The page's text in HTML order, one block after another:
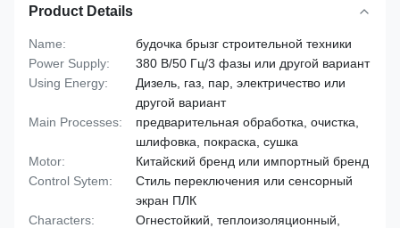
Product Details
Name:
будочка брызг строительной техники
Power Supply:
380 В/50 Гц/3 фазы или другой вариант
Using Energy:
Дизель, газ, пар, электричество или
другой вариант
Main Processes:
предварительная обработка, очистка,
шлифовка, покраска, сушка
Motor:
Китайский бренд или импортный бренд
Control Sytem:
Стиль переключения или сенсорный
экран ПЛК
Characters:
Огнестойкий, теплоизоляционный,